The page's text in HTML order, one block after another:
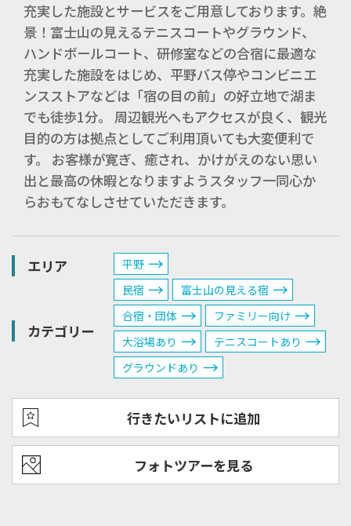
充実した施設とサービスをご用意しております。絶
景！富士山の見えるテニスコートやグラウンド、
ハンドボールコート、研修室などの合宿に最適な
充実した施設をはじめ、平野バス停やコンビニエ
ンスストアなどは「宿の目の前」の好立地で湖ま
でも徒歩1分。 周辺観光へもアクセスが良く、観光
目的の方は拠点としてご利用頂いても大変便利で
す。 お客様が寛ぎ、癒され、かけがえのない思い
出と最高の休暇となりますようスタッフ一同心か
らおもてなしさせていただきます。
エリア 平野
カテゴリー
民宿
富士山の見える宿
合宿・団体
ファミリー向け
大浴場あり
テニスコートあり
グラウンドあり
行きたいリストに追加
フォトツアーを見る